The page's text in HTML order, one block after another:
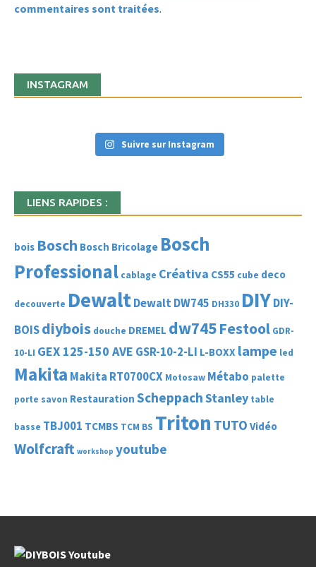
commentaires sont traitées.
INSTAGRAM
Suivre sur Instagram
LIENS RAPIDES :
bois Bosch Bosch Bricolage Bosch
Professional cablage Créativa CS55 cube deco
decouverte DewaltDewalt DW745 DH330 DIYDIY-
BOISdiybois douche DREMEL dw745Festool GDR-
10-LI GEX 125-150 AVE GSR-10-2-LI L-BOXX lampe led
Makita Makita RT0700CX Motosaw Métabo palette
porte savon Restauration ScheppachStanley table
basse TBJ001 TCMBS TCM BS Triton TUTO Vidéo
Wolfcraft workshop youtube